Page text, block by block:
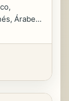
Árabe...